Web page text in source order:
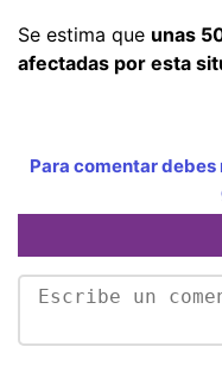
Se estima que unas
afectadas por esta
Para comentar